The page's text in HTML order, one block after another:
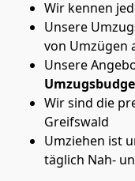
Wir kennen
Unsere
von Umzügen
Unsere
Wir sind die
Greifswald
Umziehen ist
täglich Nah-